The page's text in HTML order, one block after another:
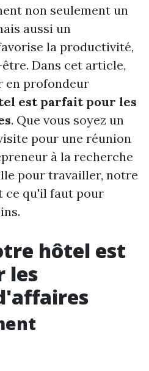
non seulement un
aussi un
la productivité,
Dans cet article,
en profondeur
est parfait pour les
. Que vous soyez un
pour une réunion
à la recherche
pour travailler, notre
ce qu'il faut pour
hôtel est
les